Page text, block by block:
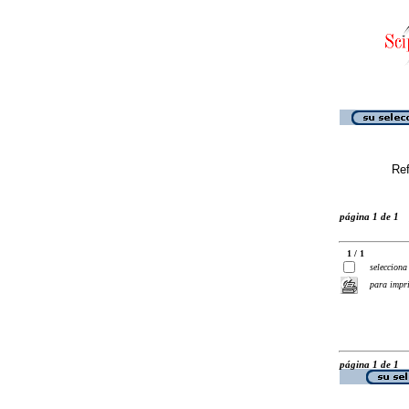
página 1 de 1
1 / 1
selecciona
para
página 1 de 1